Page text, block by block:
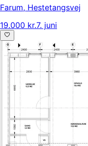
Farum, Hestetangsvej
19.000 kr.7. juni